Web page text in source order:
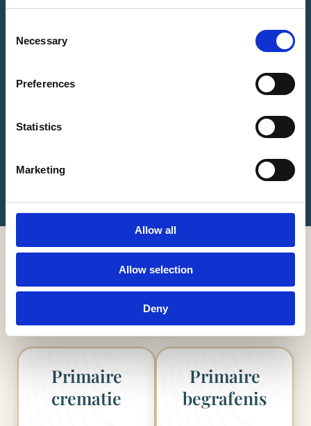
Selection
Necessary
Preferences
Statistics
Marketing
Allow all
Allow selection
Deny
Wij komen meteen in actie, op elk moment van de dag.
Telefonisch bereikbaar, alle dagen van de week.
Wij komen meteen in actie, op elk moment van de dag.
Primaire
crematie
Primaire
begrafenis